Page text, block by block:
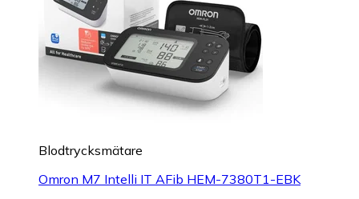
Blodtrycksmätare
Omron M7 Intelli IT AFib HEM-7380T1-EBK